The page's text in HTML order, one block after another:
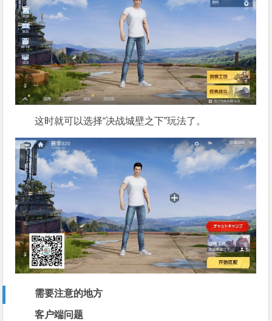
这时就可以选择“决战城壁之下”玩法了。
需要注意的地方
客户端问题